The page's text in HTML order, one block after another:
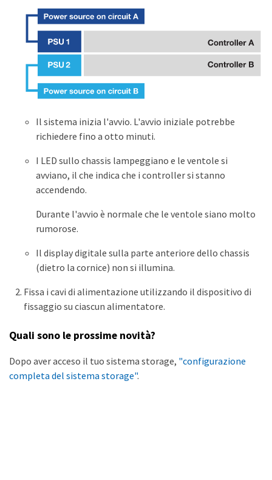
Il sistema inizia l'avvio. L'avvio iniziale potrebbe
richiedere fino a otto minuti.
I LED sullo chassis lampeggiano e le ventole si
avviano, il che indica che i controller si stanno
accendendo.
Durante l'avvio è normale che le ventole siano molto
rumorose.
Il display digitale sulla parte anteriore dello chassis
(dietro la cornice) non si illumina.
Fissa i cavi di alimentazione utilizzando il dispositivo di
fissaggio su ciascun alimentatore.
Quali sono le prossime novità?
Dopo aver acceso il tuo sistema storage, "configurazione
completa del sistema storage".